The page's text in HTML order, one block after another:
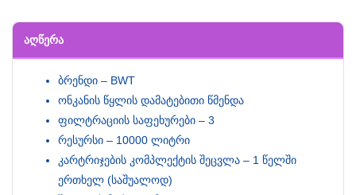
ᲐᲦᲬᲔᲠᲐ
ბრენდი – BWT
ონკანის წყლის დამატებითი წმენდა
ფილტრაციის საფეხურები – 3
რესურსი – 10000 ლიტრი
კარტრიჯების კომპლექტის შეცვლა – 1 წელში
ერთხელ (საშუალოდ)